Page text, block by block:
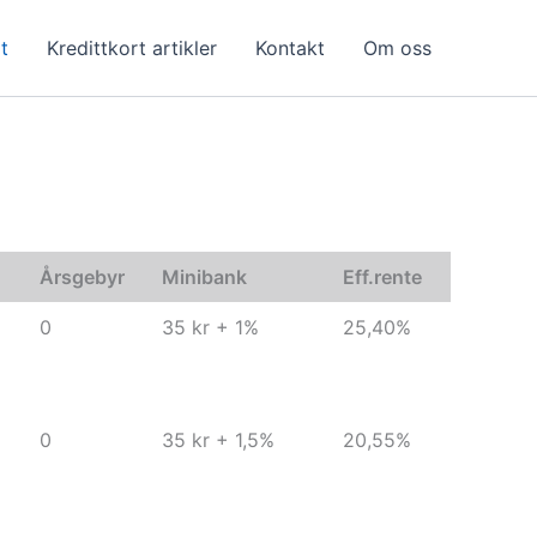
Kredittkort artikler Kontakt Om oss
Årsgebyr Minibank Eff.rente
0 35 kr + 1% 25,40%
0 35 kr + 1,5% 20,55%